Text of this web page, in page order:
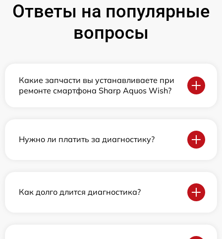
Ответы на популярные
вопросы
Какие запчасти вы устанавливаете при
ремонте смартфона Sharp Aquos Wish?
Нужно ли платить за диагностику?
Как долго длится диагностика?